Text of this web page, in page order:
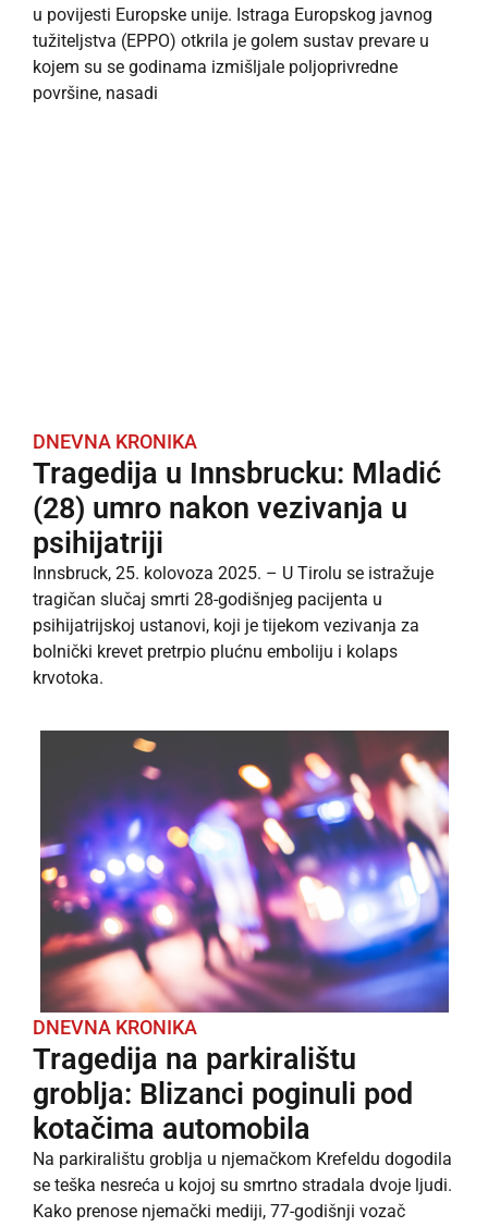
u povijesti Europske unije. Istraga Europskog javnog
tužiteljstva (EPPO) otkrila je golem sustav prevare u
kojem su se godinama izmišljale poljoprivredne
površine, nasadi
DNEVNA KRONIKA
Tragedija u Innsbrucku: Mladić
(28) umro nakon vezivanja u
psihijatriji
Innsbruck, 25. kolovoza 2025. – U Tirolu se istražuje
tragičan slučaj smrti 28-godišnjeg pacijenta u
psihijatrijskoj ustanovi, koji je tijekom vezivanja za
bolnički krevet pretrpio plućnu emboliju i kolaps
krvotoka.
DNEVNA KRONIKA
Tragedija na parkiralištu
groblja: Blizanci poginuli pod
kotačima automobila
Na parkiralištu groblja u njemačkom Krefeldu dogodila
se teška nesreća u kojoj su smrtno stradala dvoje ljudi.
Kako prenose njemački mediji, 77-godišnji vozač